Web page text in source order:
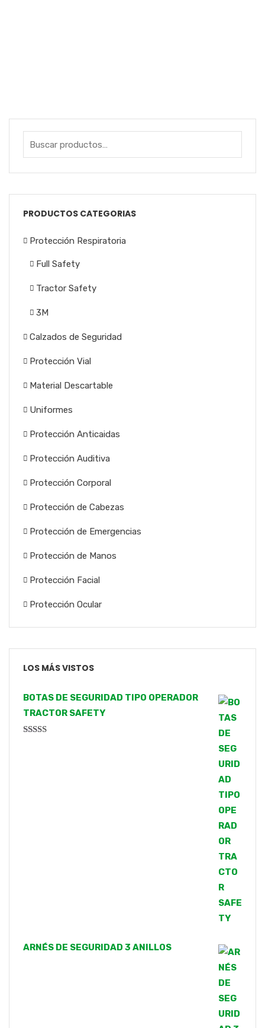
PRODUCTOS CATEGORIAS
Protección Respiratoria
Full Safety
Tractor Safety
3M
Calzados de Seguridad
Protección Vial
Material Descartable
Uniformes
Protección Anticaidas
Protección Auditiva
Protección Corporal
Protección de Cabezas
Protección de Emergencias
Protección de Manos
Protección Facial
Protección Ocular
LOS MÁS VISTOS
BOTAS DE SEGURIDAD TIPO OPERADOR
TRACTOR SAFETY
ARNÉS DE SEGURIDAD 3 ANILLOS